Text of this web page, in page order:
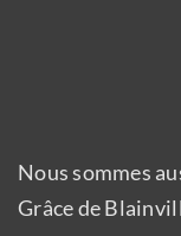
Nous sommes
Grâce de